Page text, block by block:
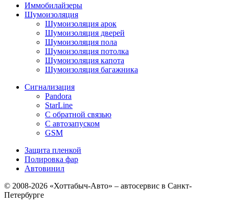
Иммобилайзеры
Шумоизоляция
Шумоизоляция арок
Шумоизоляция дверей
Шумоизоляция пола
Шумоизоляция потолка
Шумоизоляция капота
Шумоизоляция багажника
Сигнализация
Pandora
StarLine
С обратной связью
С автозапуском
GSM
Защита пленкой
Полировка фар
Автовинил
© 2008-2026 «Хоттабыч-Авто» – автосервис в Санкт-
Петербурге